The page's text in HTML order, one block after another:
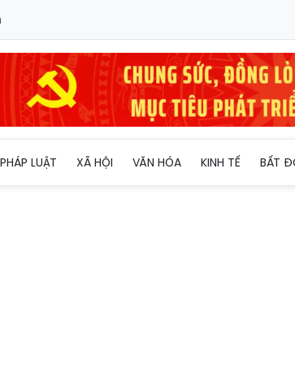
PHÁP LUẬT XÃ HỘI VĂN HÓA KINH TẾ BẤT